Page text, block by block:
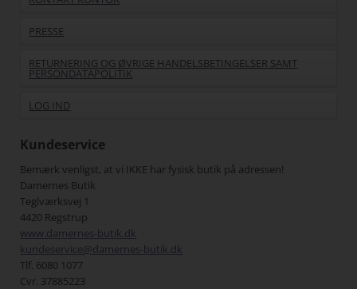
PRESSE
RETURNERING OG ØVRIGE HANDELSBETINGELSER SAMT
PERSONDATAPOLITIK
LOG IND
Kundeservice
Bemærk venligst, at vi IKKE har fysisk butik på adressen!
Damernes Butik
Teglværksvej 1
4420 Regstrup
www.damernes-butik.dk
kundeservice@damernes-butik.dk
Tlf. 6080 1077
Cvr. 37885223